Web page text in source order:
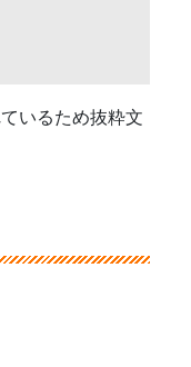
いるため抜粋文